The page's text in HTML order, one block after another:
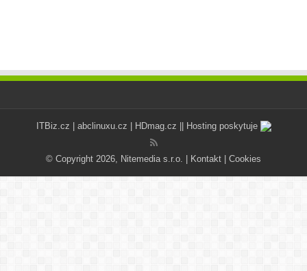
ITBiz.cz abclinuxu.cz HDmag.cz || Hosting poskytuje
© Copyright 2026, Nitemedia s.r.o. | Kontakt Cookies